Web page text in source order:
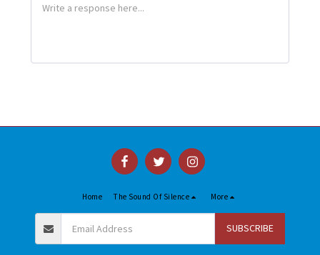
Home The Sound Of Silence More
SUBSCRIBE